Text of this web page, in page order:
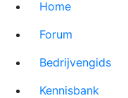
Home
Forum
Bedrijvengids
Kennisbank